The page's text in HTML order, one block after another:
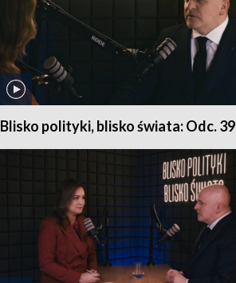
Blisko polityki, blisko świata: Odc. 39